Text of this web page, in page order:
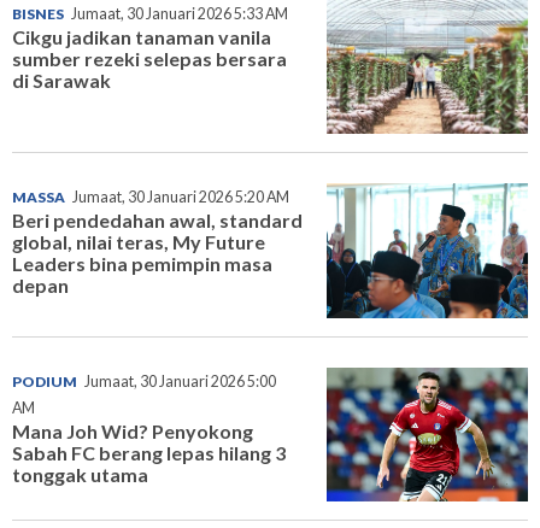
BISNES Jumaat, 30 Januari 2026 5:33 AM
Cikgu jadikan tanaman vanila
sumber rezeki selepas bersara
di Sarawak
MASSA Jumaat, 30 Januari 2026 5:20 AM
Beri pendedahan awal, standard
global, nilai teras, My Future
Leaders bina pemimpin masa
depan
PODIUM Jumaat, 30 Januari 2026 5:00
AM
Mana Joh Wid? Penyokong
Sabah FC berang lepas hilang 3
tonggak utama